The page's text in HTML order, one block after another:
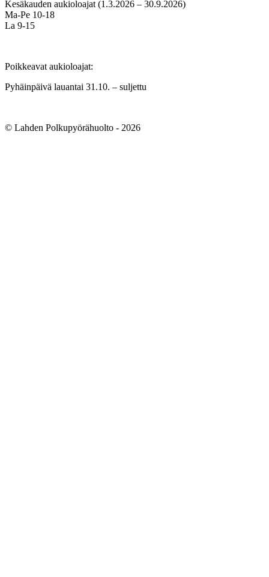
Kesäkauden aukioloajat (1.3.2026 – 30.9.2026)
Ma-Pe 10-18
La 9-15
Poikkeavat aukioloajat:
Pyhäinpäivä lauantai 31.10. – suljettu
© Lahden Polkupyörähuolto - 2026